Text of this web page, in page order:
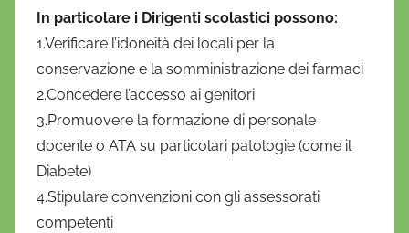
In particolare i Dirigenti scolastici possono:
1.Verificare l’idoneità dei locali per la
conservazione e la somministrazione dei farmaci
2.Concedere l’accesso ai genitori
3.Promuovere la formazione di personale
docente o ATA su particolari patologie (come il
Diabete)
4.Stipulare convenzioni con gli assessorati
competenti